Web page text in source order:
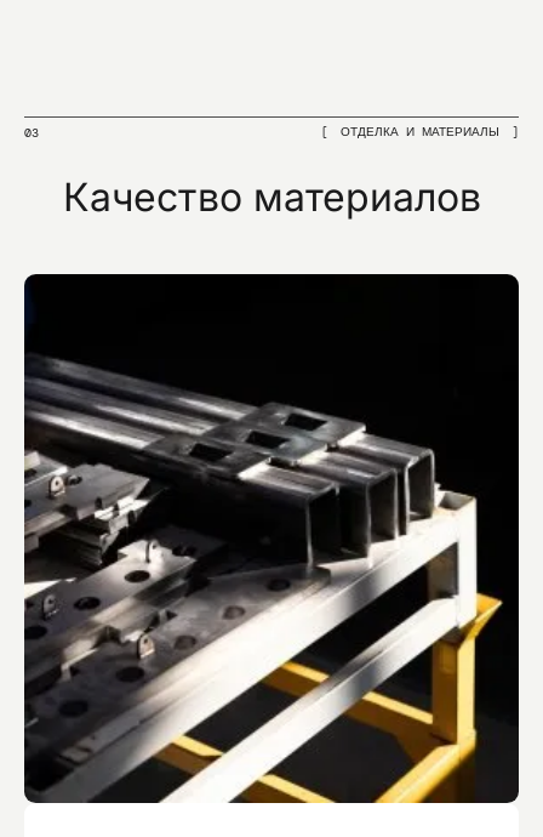
03 ОТДЕЛКА И МАТЕРИАЛЫ
Качество материалов